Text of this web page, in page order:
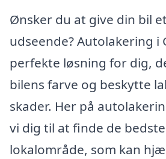
Ønsker du at give din bil
udseende? Autolakering i
perfekte løsning for dig,
bilens farve og beskytte
skader. Her på
vi dig til at finde de
lokalområde, som kan